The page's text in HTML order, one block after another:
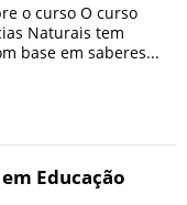
o curso O curso
Naturais tem
base em saberes...
Educação